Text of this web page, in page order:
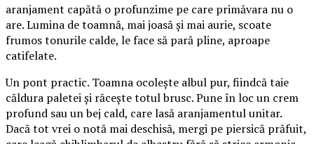
aranjament capătă o profunzime pe care primăvara nu o
are. Lumina de toamnă, mai joasă și mai aurie, scoate
frumos tonurile calde, le face să pară pline, aproape
catifelate.
Un pont practic. Toamna ocolește albul pur, fiindcă taie
căldura paletei și răcește totul brusc. Pune în loc un crem
profund sau un bej cald, care lasă aranjamentul unitar.
Dacă tot vrei o notă mai deschisă, mergi pe piersică prăfuit,